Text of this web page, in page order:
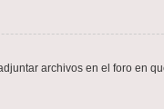
archivos en el foro en